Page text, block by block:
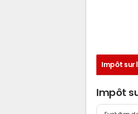
Impôt sur
Impôt